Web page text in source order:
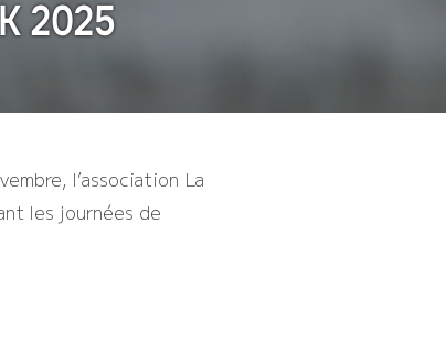
2025
l’association La
les journées de